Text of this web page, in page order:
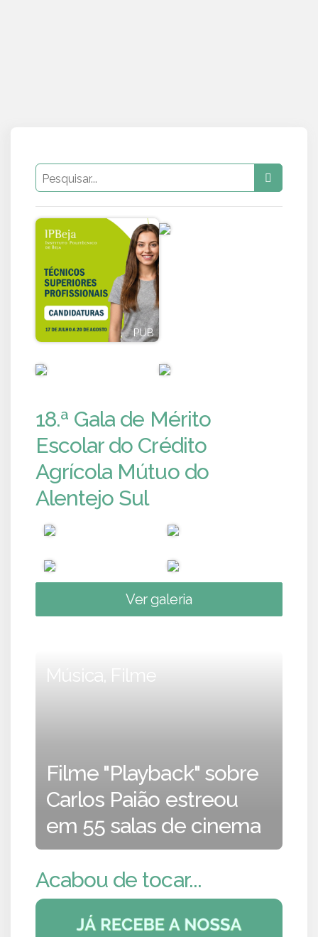
PUB
18.ª Gala de Mérito
Escolar do Crédito
Agrícola Mútuo do
Alentejo Sul
Ver galeria
Música, Filme
Filme "Playback" sobre
Carlos Paião estreou
em 55 salas de cinema
Acabou de tocar...